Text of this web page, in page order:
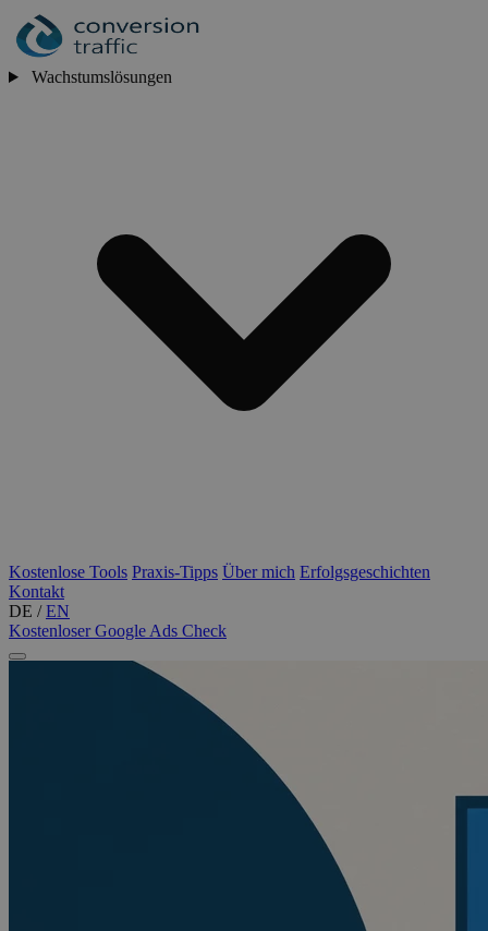
Wachstumslösungen
Kostenlose Tools Praxis-Tipps Über mich Erfolgsgeschichten
Kontakt
DE / EN
Kostenloser Google Ads Check